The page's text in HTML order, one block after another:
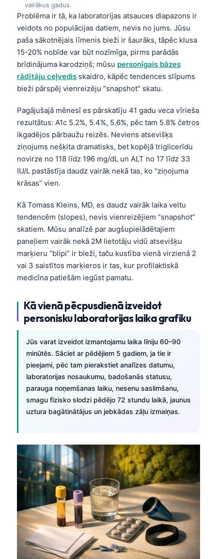
vairākus gadus.
Problēma ir tā, ka laboratorijas atsauces diapazons ir
veidots no populācijas datiem, nevis no jums. Jūsu
paša sākotnējais līmenis bieži ir šaurāks, tāpēc klusa
15-20% nobīde var būt nozīmīga, pirms parādās
brīdinājuma karodziņš; mūsu personīgais bāzes
rādītāju ceļvedis skaidro, kāpēc tendences slīpums
bieži pārspēj vienreizēju “snapshot” skatu.
Pagājušajā mēnesī es pārskatīju 41 gadu veca vīrieša
rezultātus: A1c 5.2%, 5.4%, 5.6%, pēc tam 5.8% četros
ikgadējos pārbaužu reizēs. Neviens atsevišķs
ziņojums nešķita dramatisks, bet kopējā triglicerīdu
novirze no 118 līdz 196 mg/dL un ALT no 17 līdz 33
IU/L pastāstīja daudz vairāk nekā tas, ko “ziņojuma
krāsas” vien.
Kā Tomass Kleins, MD, es daudz vairāk laika veltu
tendencēm (slopes), nevis vienreizējiem “snapshot”
skatiem. Mūsu analīzē par augšupielādētajiem
paneļiem vairāk nekā 2M lietotāju vidū atsevišķu
marķieru “blipi” ir bieži, taču kustība vienā virzienā 2
vai 3 saistītos marķieros ir tas, kur profilaktiskā
medicīna patiešām iegūst pamatu.
Kā vienā pēcpusdienā izveidot
personisku laboratorijas laika grafiku
Jūs varat izveidot izmantojamu laika līniju 60–90
minūtēs. Sāciet ar pēdējiem 5 gadiem, ja tie ir
pieejami, pēc tam pierakstiet analīzes datumu,
laboratorijas nosaukumu, badošanās statusu,
parauga noņemšanas laiku, nesenu saslimšanu,
smagu fizisko slodzi pēdējo 72 stundu laikā, jaunus
uztura bagātinātājus un jebkādas zāļu izmaiņas.